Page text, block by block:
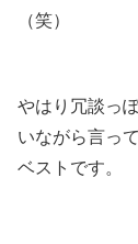
（笑）
やはり冗談っ
いながら言っ
ベストです。